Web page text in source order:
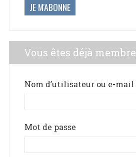
JE M'ABONNE
Vous êtes déjà membre
Nom d’utilisateur ou e-mail
Mot de passe